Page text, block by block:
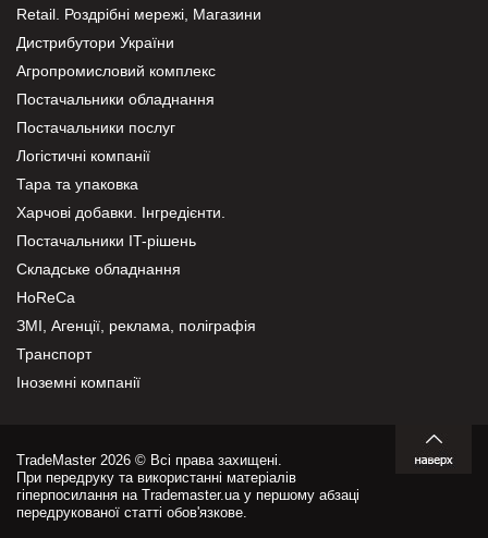
Retail. Роздрібні мережі, Магазини
Дистрибутори України
Агропромисловий комплекс
Постачальники обладнання
Постачальники послуг
Логістичні компанії
Тара та упаковка
Харчові добавки. Інгредієнти.
Постачальники IT-рішень
Складське обладнання
HoReCa
ЗМІ, Агенції, реклама, поліграфія
Транспорт
Іноземні компанії
TradeMaster 2026 © Всі права захищені.
При передруку та використанні матеріалів
гіперпосилання на Trademaster.ua у першому абзаці
передрукованої статті обов'язкове.